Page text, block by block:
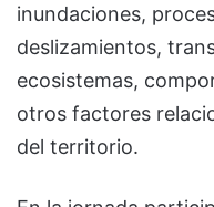
inundaciones,
deslizamientos,
ecosistemas,
otros factores
del territorio.